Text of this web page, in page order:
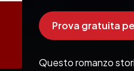
Prova gratuita
Questo romanzo